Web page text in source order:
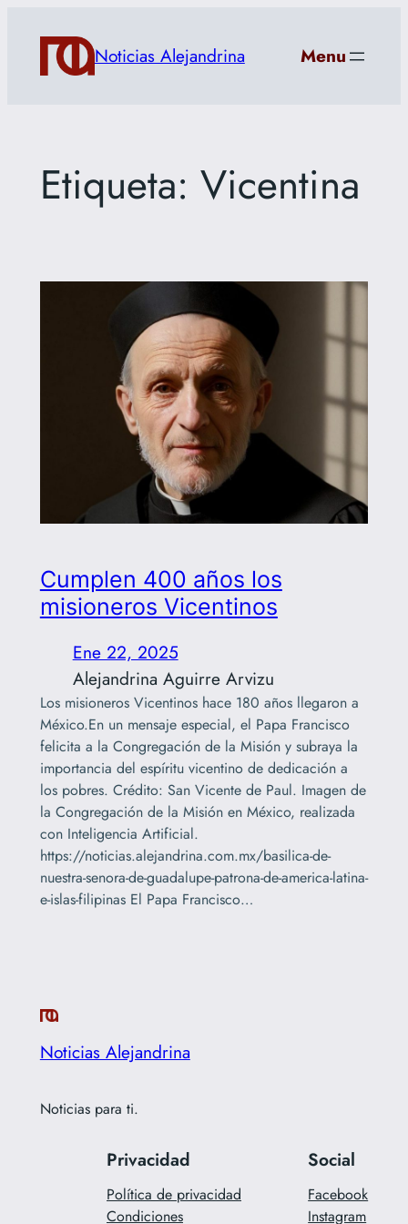
contenido
Noticias Alejandrina Menu
Etiqueta: Vicentina
Cumplen 400 años los
misioneros Vicentinos
Ene 22, 2025
Alejandrina Aguirre Arvizu
Los misioneros Vicentinos hace 180 años llegaron a
México.En un mensaje especial, el Papa Francisco
felicita a la Congregación de la Misión y subraya la
importancia del espíritu vicentino de dedicación a
los pobres. Crédito: San Vicente de Paul. Imagen de
la Congregación de la Misión en México, realizada
con Inteligencia Artificial.
https://noticias.alejandrina.com.mx/basilica-de-
nuestra-senora-de-guadalupe-patrona-de-america-latina-
e-islas-filipinas El Papa Francisco…
Noticias Alejandrina
Noticias para ti.
Privacidad
Política de privacidad
Condiciones
Social
Facebook
Instagram